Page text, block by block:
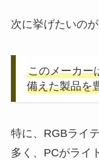
次に挙げたいの
このメーカー
備えた製品を
特に、RGBライ
多く、PCがライ